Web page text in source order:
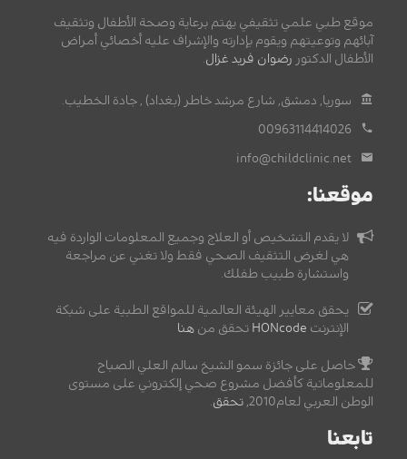
موقع طبي علمي تثقيفي يهتم برعاية وصحة الأطفال وتثقيف
آبائهم وتوعيتهم ويقوم بإدارته والإشراف عليه أخصائي أمراض
الأطفال الدكتور رضوان فريد غزال.
سوريا, دمشق, شارع مرشد خاطر (بغداد) , جادة الخطيب.
00963114414026
info@childclinic.net
موقعنا:
لا يقدم التشخيص أو العلاج وجميع المعلومات الواردة فيه
هي لغرض التثقيف الصحي فقط ولا تغني عن مراجعة
واستشارة طبيب طفلك.
يحقق معايير الهيئة العالمية للمواقع الطبية على شبكة
الإنترنت HONcode تحقق من هنا
حاصل على جائزة سمو الشيخ سالم العلي الصباح
للمعلوماتية كأفضل مشروع صحي إلكتروني على مستوى
الوطن العربي لعام2010,
تحقق.
تابعنا